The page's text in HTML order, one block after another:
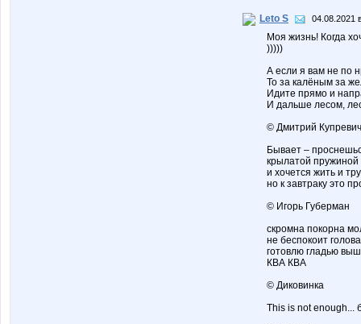
Leto S 04.08.2021
Моя жизнь! Когда
)))))
А если я вам не по
То за калёным за
Идите прямо и
И дальше лесом,
© Дмитрий Купревич
Бывает –
крылатой пружиной
и хочется жить и
но к завтраку это
© Игорь Губерман
скромна покорна
не беспокоит голова
готовлю гладью
КВА КВА
© Диковинка
This is not enough...